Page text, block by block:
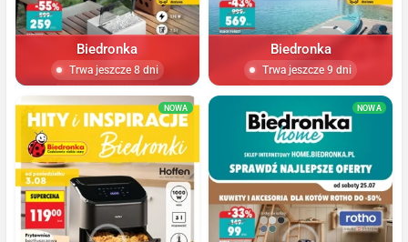
Biedronka
Trwa jeszcze 8 dni
Biedronka
Trwa jeszcze 9 dni
NOWA NOWA